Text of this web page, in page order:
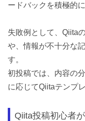
ードバックを積極的
失敗例として、Qiita
や、情報が不十分な
す。
初投稿では、内容の
に応じてQiitaテンプ
Qiita投稿初心者